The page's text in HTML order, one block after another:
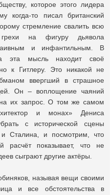
которое этого лидера
когда-то писал британский
стремление свалить всю
на фигуру дьявола
и инфантильным. В
эта мысль находит своё
к Гитлеру. Это никакой не
ввергший в страшное
Он – воплощение чаяний
их запрос. О том же самом
и монах» Дениса
с исторической сцены
и Сталина, и посмотрим, что
расчёт показывает, что не
сыграют другие актёры.
называя вещи своими
и все обстоятельства в